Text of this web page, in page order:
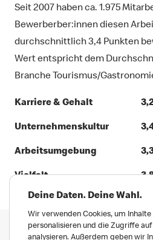
Seit 2007 haben ca. 1.975
Bewerberber:innen diesen
durchschnittlich 3,4 Punkten
Wert entspricht dem
Branche Tourismus/
Karriere & Gehalt
Unternehmenskultur
Arbeitsumgebung
Vielfalt
Deine Daten. Deine Wahl.
Wir verwenden Cookies, um Inhalte
personalisieren und die Zugriffe
analysieren. Außerdem geben wir